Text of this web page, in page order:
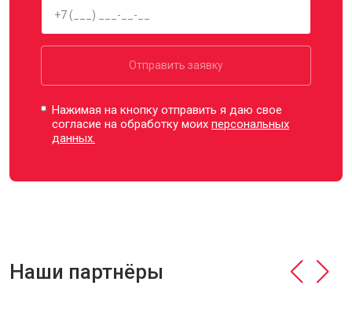
Отправить заявку
Нажимая на кнопку отправить я даю свое
согласие на обработку моихперсональных
данных.
Наши партнёры